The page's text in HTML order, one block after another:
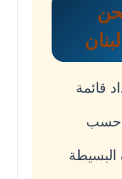
قائمة
حسب
البسيطة